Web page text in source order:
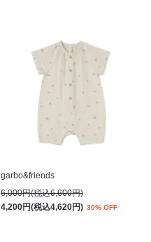
garbo&friends
6,000円(税込6,600円)
4,200円(税込4,620円) 30% OFF